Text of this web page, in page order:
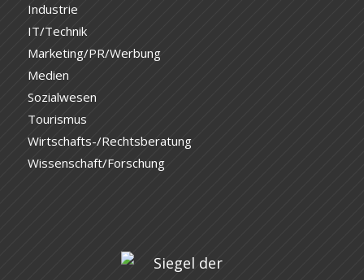
Industrie
IT/Technik
Marketing/PR/Werbung
Medien
Sozialwesen
Tourismus
Wirtschafts-/Rechtsberatung
Wissenschaft/Forschung